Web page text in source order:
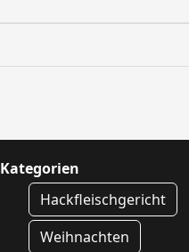
Kategorien
Hackfleischgericht
Weihnachten